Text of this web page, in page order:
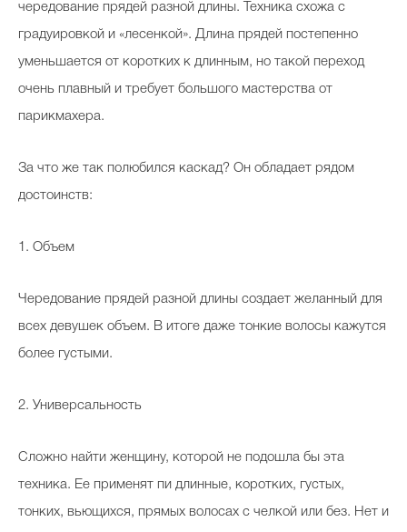
чередование прядей разной длины. Техника схожа с
градуировкой и «лесенкой». Длина прядей постепенно
уменьшается от коротких к длинным, но такой переход
очень плавный и требует большого мастерства от
парикмахера.
За что же так полюбился каскад? Он обладает рядом
достоинств:
1. Объем
Чередование прядей разной длины создает желанный для
всех девушек объем. В итоге даже тонкие волосы кажутся
более густыми.
2. Универсальность
Сложно найти женщину, которой не подошла бы эта
техника. Ее применят пи длинные, коротких, густых,
тонких, вьющихся, прямых волосах с челкой или без. Нет и